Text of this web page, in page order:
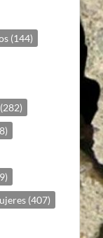
(144)
(282)
(407)